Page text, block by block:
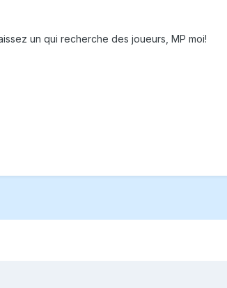
un qui recherche des joueurs, MP moi!